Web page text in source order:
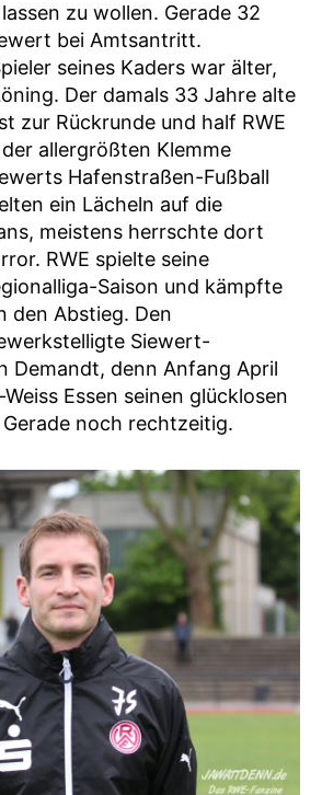
zu wollen. Gerade 32
bei Amtsantritt.
seines Kaders war älter,
Der damals 33 Jahre alte
zur Rückrunde und half RWE
allergrößten Klemme
Hafenstraßen-Fußball
ein Lächeln auf die
meistens herrschte dort
RWE spielte seine
Saison und kämpfte
den Abstieg. Den
Siewert-
Demandt, denn Anfang April
Essen seinen glücklosen
noch rechtzeitig.